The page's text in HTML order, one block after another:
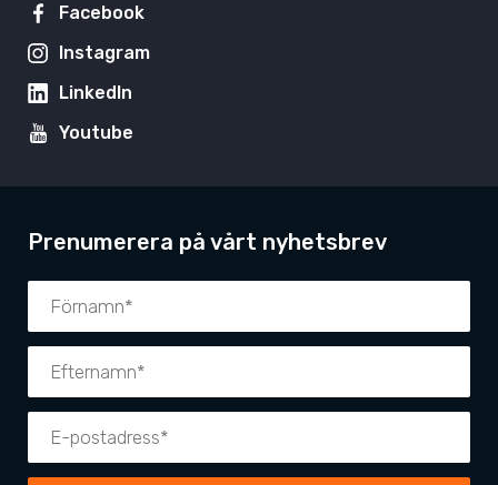
Facebook
Instagram
LinkedIn
Youtube
Prenumerera på vårt nyhetsbrev